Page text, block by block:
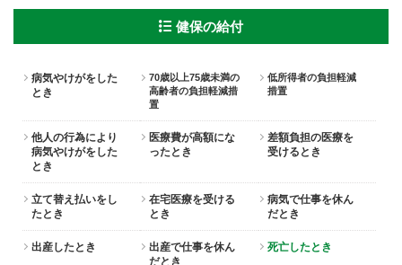
健保の給付
病気やけがをした
とき
70歳以上75歳未満の
高齢者の負担軽減措
置
低所得者の負担軽減
措置
他人の行為により
病気やけがをした
とき
医療費が高額にな
ったとき
差額負担の医療を
受けるとき
立て替え払いをし
たとき
在宅医療を受ける
とき
病気で仕事を休ん
だとき
出産したとき
出産で仕事を休ん
だとき
死亡したとき